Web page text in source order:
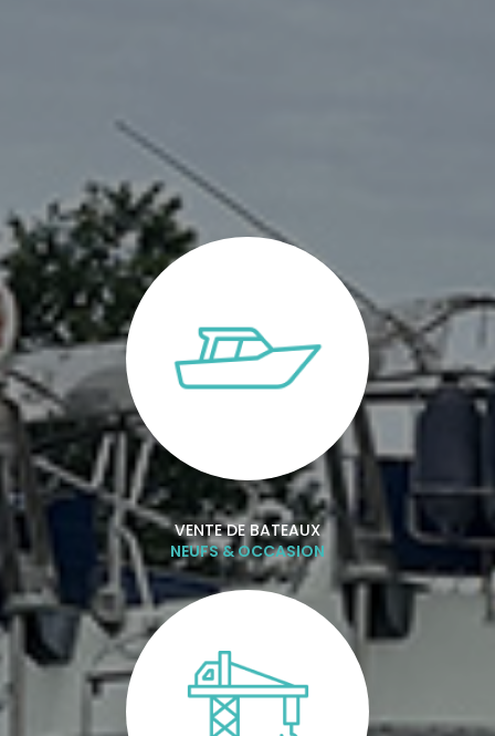
VENTE DE BATEAUX
NEUFS & OCCASION